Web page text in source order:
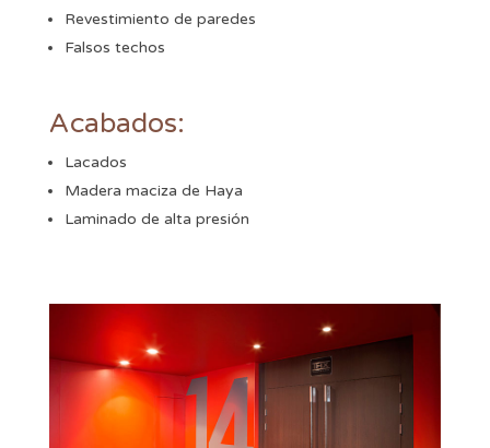
Revestimiento de paredes
Falsos techos
Acabados:
Lacados
Madera maciza de Haya
Laminado de alta presión